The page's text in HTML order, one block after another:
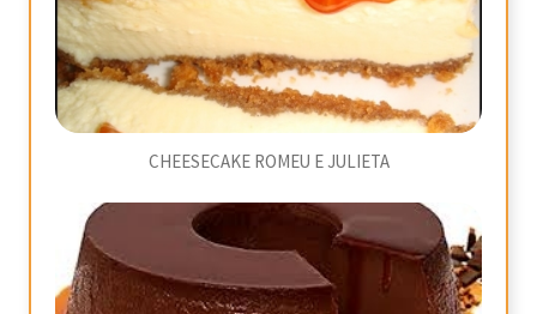
CHEESECAKE ROMEU E JULIETA